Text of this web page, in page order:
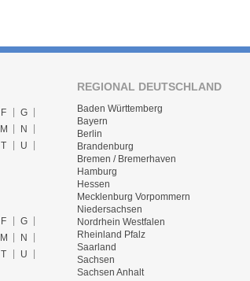
F
G
M
N
T
U
F
G
M
N
T
U
REGIONAL DEUTSCHLAND
Baden Württemberg
Bayern
Berlin
Brandenburg
Bremen / Bremerhaven
Hamburg
Hessen
Mecklenburg Vorpommern
Niedersachsen
Nordrhein Westfalen
Rheinland Pfalz
Saarland
Sachsen
Sachsen Anhalt